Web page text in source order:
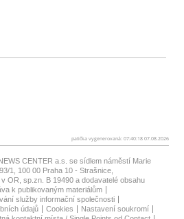
patička vygenerovaná: 07:40:18 07.08.2026
CENTER a.s. se sídlem náměstí Marie
1, 100 00 Praha 10 - Strašnice,
OR, sp.zn. B 19490 a dodavatelé obsahu
k publikovaným materiálům
služby informační společnosti
údajů
Cookies
Nastavení soukromí